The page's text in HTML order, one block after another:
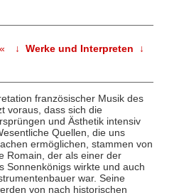
↓ Werke und Interpreten ↓
französischer Musik des
voraus, dass sich die
und Ästhetik intensiv
Quellen, die uns
ermöglichen, stammen von
Romain, der als einer der
Sonnenkönigs wirkte und auch
war. Seine
von nach historischen